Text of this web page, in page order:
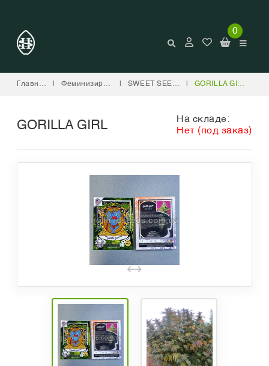
0
Главная | Феминизированные | SWEET SEEDS | GORILLA GIRL
GORILLA GIRL
На складе:
Нет (под заказ)